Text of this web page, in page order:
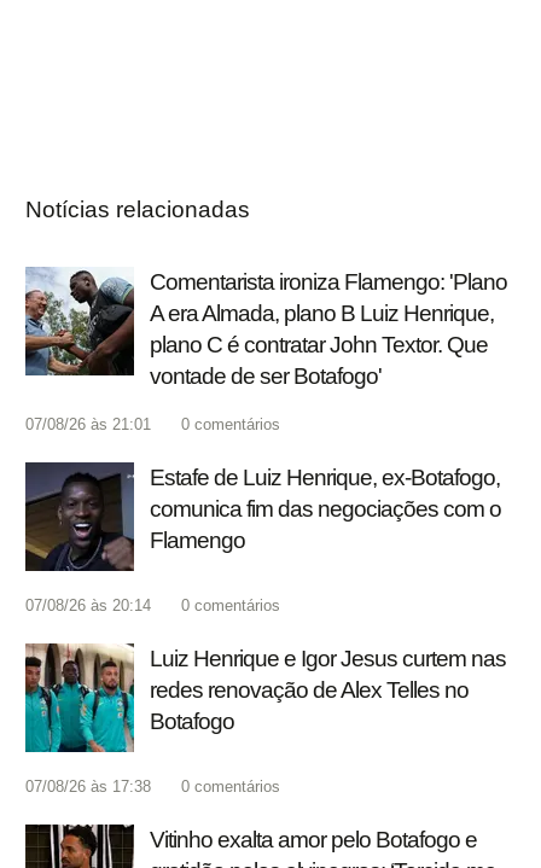
Notícias relacionadas
Comentarista ironiza Flamengo: 'Plano
A era Almada, plano B Luiz Henrique,
plano C é contratar John Textor. Que
vontade de ser Botafogo'
07/08/26 às 21:01 0 comentários
Estafe de Luiz Henrique, ex-Botafogo,
comunica fim das negociações com o
Flamengo
07/08/26 às 20:14 0 comentários
Luiz Henrique e Igor Jesus curtem nas
redes renovação de Alex Telles no
Botafogo
07/08/26 às 17:38 0 comentários
Vitinho exalta amor pelo Botafogo e